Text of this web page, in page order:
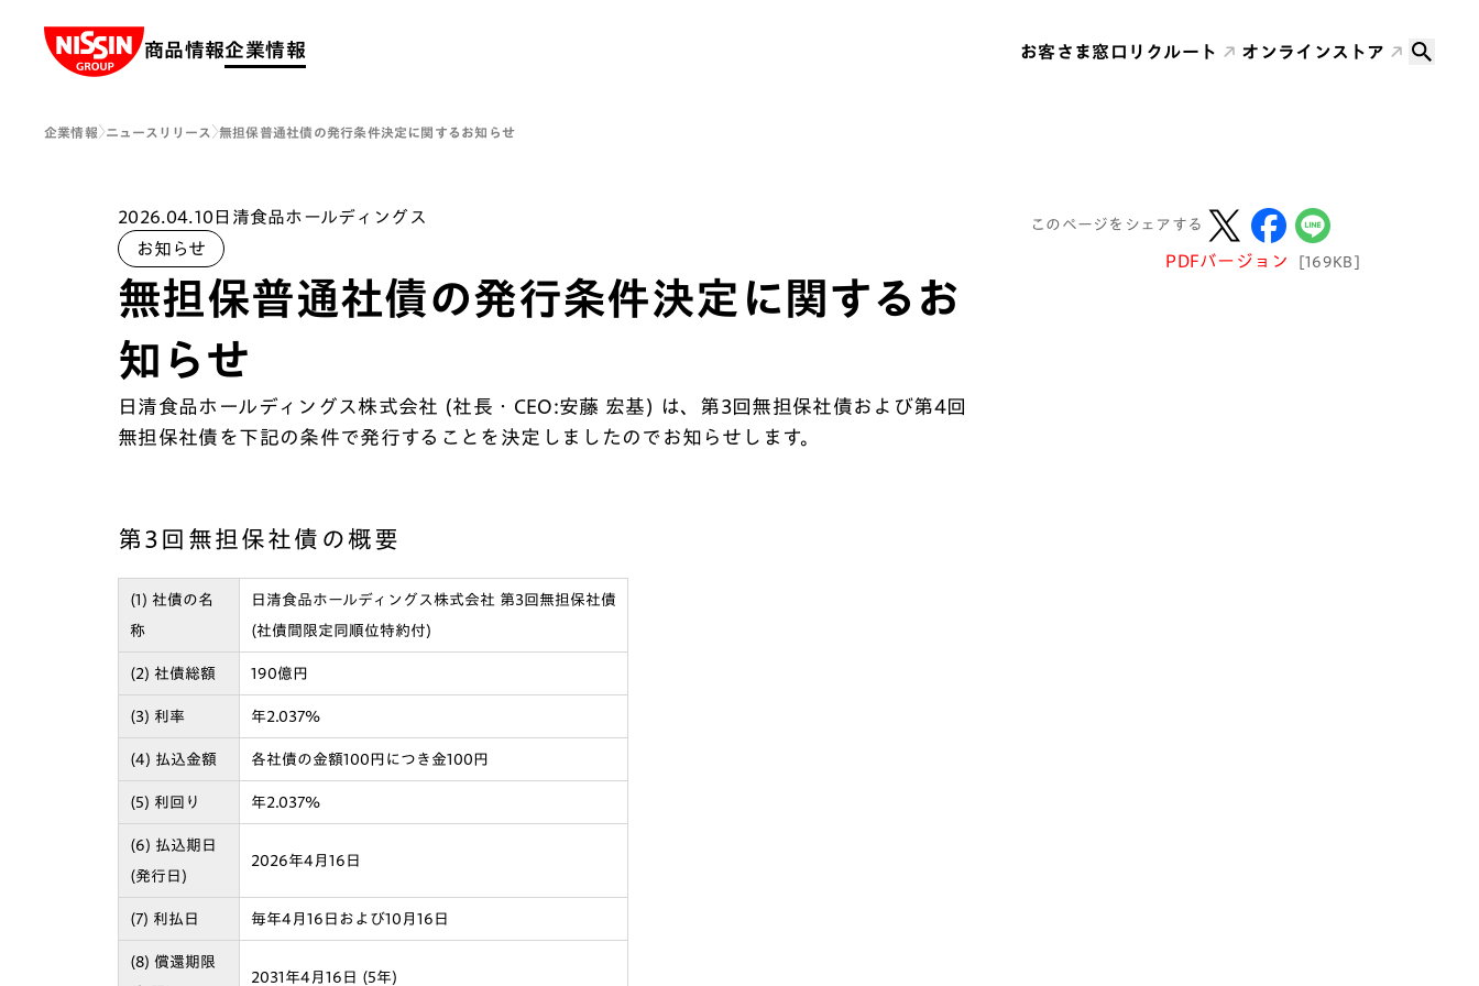
Nissin Group
商品情報企業情報 お客さま窓口 リクルート オンラインストア
企業情報 ニュースリリース 無担保普通社債の発行条件決定に関するお知らせ
2026.04.10 日清食品ホールディングス
お知らせ
無担保普通社債の発行条件決定に関するお
知らせ
日清食品ホールディングス株式会社 (社長・CEO:安藤 宏基) は、第3回無担保社債および第4回
無担保社債を下記の条件で発行することを決定しましたのでお知らせします。
第3回無担保社債の概要
(1) 社債の名
称
日清食品ホールディングス株式会社 第3回無担保社債
(社債間限定同順位特約付)
(2) 社債総額 190億円
(3) 利率 年2.037%
(4) 払込金額 各社債の金額100円につき金100円
(5) 利回り 年2.037%
(6) 払込期日
(発行日)
2026年4月16日
(7) 利払日 毎年4月16日および10月16日
(8) 償還期限
2031年4月16日 (5年)
このページをシェアする
PDFバージョン [169KB]